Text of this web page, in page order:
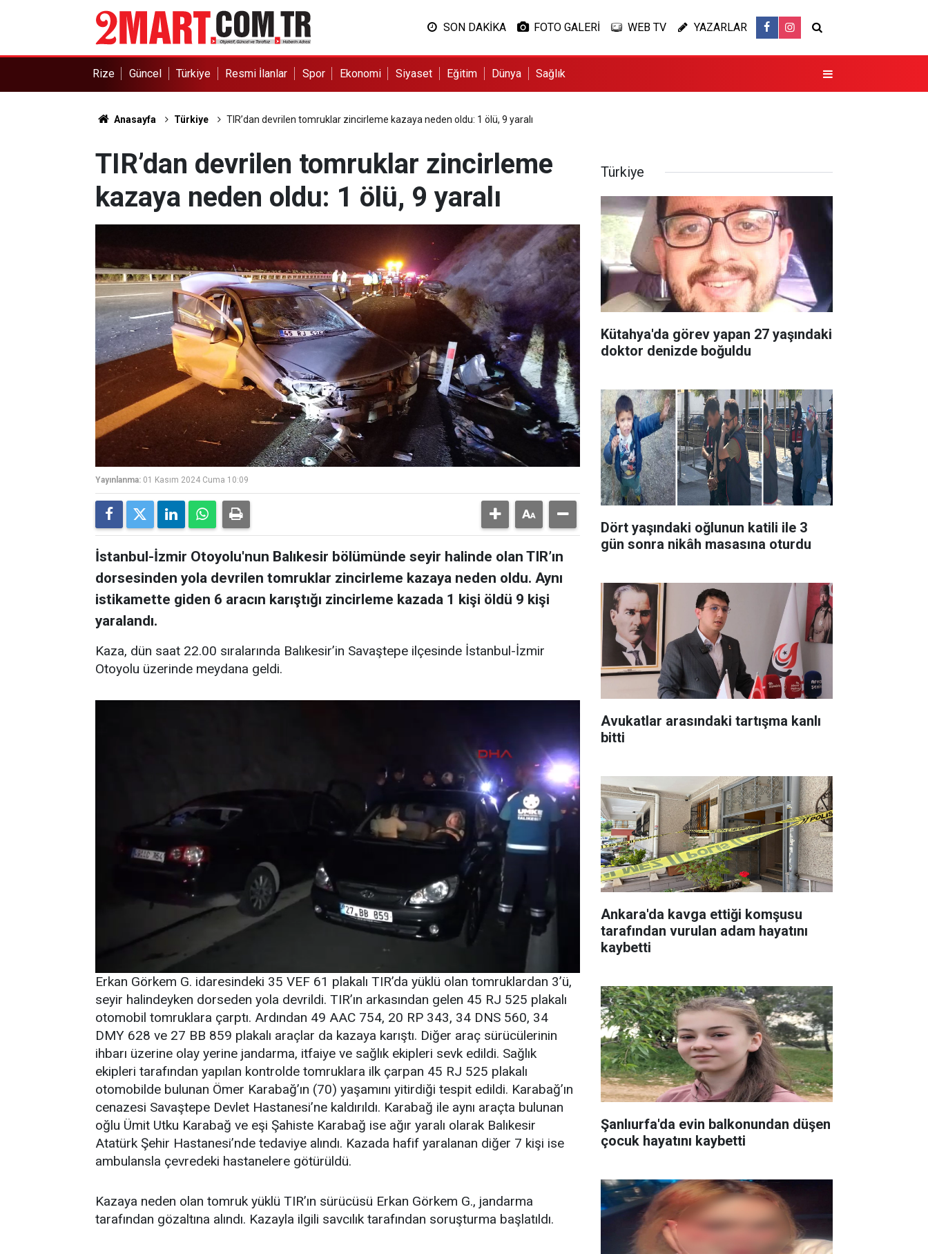
SON DAKİKA FOTO GALERİ WEB TV YAZARLAR
Rize Güncel Türkiye Resmi İlanlar Spor Ekonomi Siyaset Eğitim Dünya Sağlık
Anasayfa Türkiye TIR’dan devrilen tomruklar zincirleme kazaya neden oldu: 1 ölü, 9 yaralı
TIR’dan devrilen tomruklar zincirleme
kazaya neden oldu: 1 ölü, 9 yaralı
Yayınlanma: 01 Kasım 2024 Cuma 10:09
İstanbul-İzmir Otoyolu'nun Balıkesir bölümünde seyir halinde olan TIR’ın
dorsesinden yola devrilen tomruklar zincirleme kazaya neden oldu. Aynı
istikamette giden 6 aracın karıştığı zincirleme kazada 1 kişi öldü 9 kişi
yaralandı.
Kaza, dün saat 22.00 sıralarında Balıkesir’in Savaştepe ilçesinde İstanbul-İzmir
Otoyolu üzerinde meydana geldi.
Erkan Görkem G. idaresindeki 35 VEF 61 plakalı TIR’da yüklü olan tomruklardan 3’ü,
seyir halindeyken dorseden yola devrildi. TIR’ın arkasından gelen 45 RJ 525 plakalı
otomobil tomruklara çarptı. Ardından 49 AAC 754, 20 RP 343, 34 DNS 560, 34
DMY 628 ve 27 BB 859 plakalı araçlar da kazaya karıştı. Diğer araç sürücülerinin
ihbarı üzerine olay yerine jandarma, itfaiye ve sağlık ekipleri sevk edildi. Sağlık
ekipleri tarafından yapılan kontrolde tomruklara ilk çarpan 45 RJ 525 plakalı
otomobilde bulunan Ömer Karabağ’ın (70) yaşamını yitirdiği tespit edildi. Karabağ’ın
cenazesi Savaştepe Devlet Hastanesi’ne kaldırıldı. Karabağ ile aynı araçta bulunan
oğlu Ümit Utku Karabağ ve eşi Şahiste Karabağ ise ağır yaralı olarak Balıkesir
Atatürk Şehir Hastanesi’nde tedaviye alındı. Kazada hafif yaralanan diğer 7 kişi ise
ambulansla çevredeki hastanelere götürüldü.
Kazaya neden olan tomruk yüklü TIR’ın sürücüsü Erkan Görkem G., jandarma
tarafından gözaltına alındı. Kazayla ilgili savcılık tarafından soruşturma başlatıldı.
Türkiye
Kütahya'da görev yapan 27 yaşındaki
doktor denizde boğuldu
Dört yaşındaki oğlunun katili ile 3
gün sonra nikâh masasına oturdu
Avukatlar arasındaki tartışma kanlı
bitti
Ankara'da kavga ettiği komşusu
tarafından vurulan adam hayatını
kaybetti
Şanlıurfa'da evin balkonundan düşen
çocuk hayatını kaybetti